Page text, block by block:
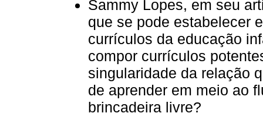
Sammy Lopes, em seu
que se pode estabelecer
currículos da educação
compor currículos
singularidade da relação
de aprender em meio ao
brincadeira livre?